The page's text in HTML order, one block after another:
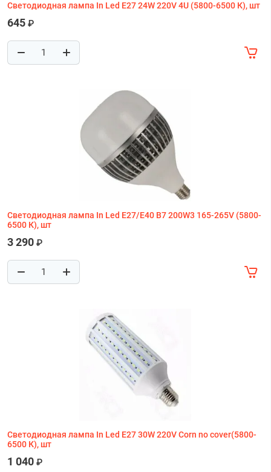
Светодиодная лампа In Led E27 24W 220V 4U (5800-6500 К), шт
645 ₽
Светодиодная лампа In Led E27/E40 B7 200W3 165-265V (5800-
6500 К), шт
3 290 ₽
Светодиодная лампа In Led E27 30W 220V Corn no cover(5800-
6500 К), шт
1 040 ₽